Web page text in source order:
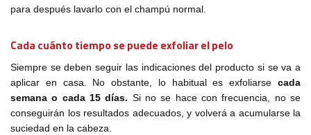
para después lavarlo con el champú normal.
Cada cuánto tiempo se puede exfoliar el pelo
Siempre se deben seguir las indicaciones del producto si se va a
aplicar en casa. No obstante, lo habitual es exfoliarse cada
semana o cada 15 días. Si no se hace con frecuencia, no se
conseguirán los resultados adecuados, y volverá a acumularse la
suciedad en la cabeza.